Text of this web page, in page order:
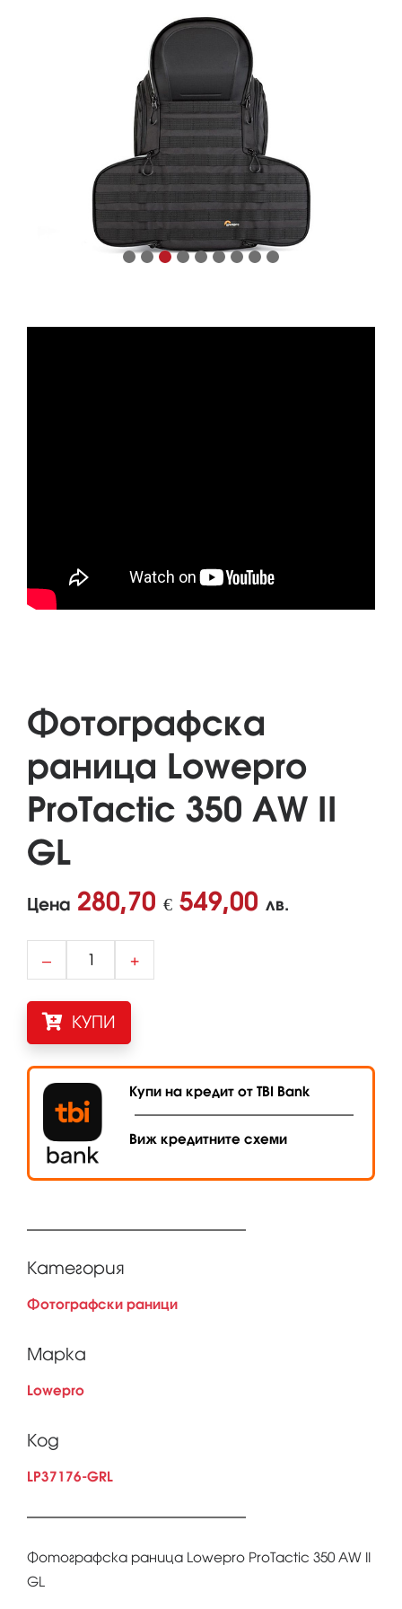
Фотографска
раница Lowepro
ProTactic 350 AW II
GL
Цена 280,70 € 549,00 лв.
– +
КУПИ
Купи на кредит от TBI Bank
Виж кредитните схеми
Категория
Фотографски раници
Марка
Lowepro
Код
LP37176-GRL
Фотографска раница Lowepro ProTactic 350 AW II
GL